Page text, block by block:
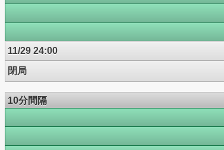
11/29 24:00
閉局
10分間隔